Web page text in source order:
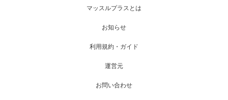
映画「メカバース」舞台挨拶へマッスルプラ
【TV】NHK BS「COOL JAPAN 」にてマッス
マッスルプラスとは
お知らせ
利用規約・ガイド
運営元
お問い合わせ